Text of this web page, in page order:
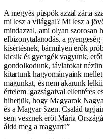
A megyés püspök azzal zárta
mi lesz a világgal? Mi lesz a
mindazzal, ami olyan szorosan
elbizonytalanodás, a
kísértésnek, bármilyen erők
kicsik és gyengék vagyunk,
gondolkodunk, távlatokat
kitartunk hagyományaink
magunkat, és nem akarunk
értelem igazságaival ellentétes
hihetjük, hogy Magyarok
és a Magyar Szent Család
sem vesznek erőt Mária
áldd meg a magyart!”